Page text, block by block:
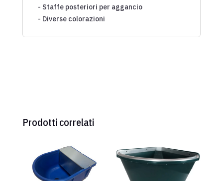
- Staffe posteriori per aggancio
- Diverse colorazioni
Prodotti correlati